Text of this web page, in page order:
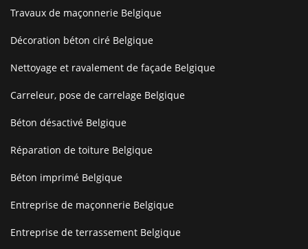
Travaux de maçonnerie Belgique
Décoration béton ciré Belgique
Nettoyage et ravalement de façade Belgique
Carreleur, pose de carrelage Belgique
Béton désactivé Belgique
Réparation de toiture Belgique
Béton imprimé Belgique
Entreprise de maçonnerie Belgique
Entreprise de terrassement Belgique